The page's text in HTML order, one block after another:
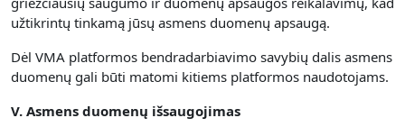
užtikrintų tinkamą jūsų asmens duomenų apsaugą.
Dėl VMA platformos bendradarbiavimo savybių dalis asmens
duomenų gali būti matomi kitiems platformos naudotojams.
V. Asmens duomenų išsaugojimas